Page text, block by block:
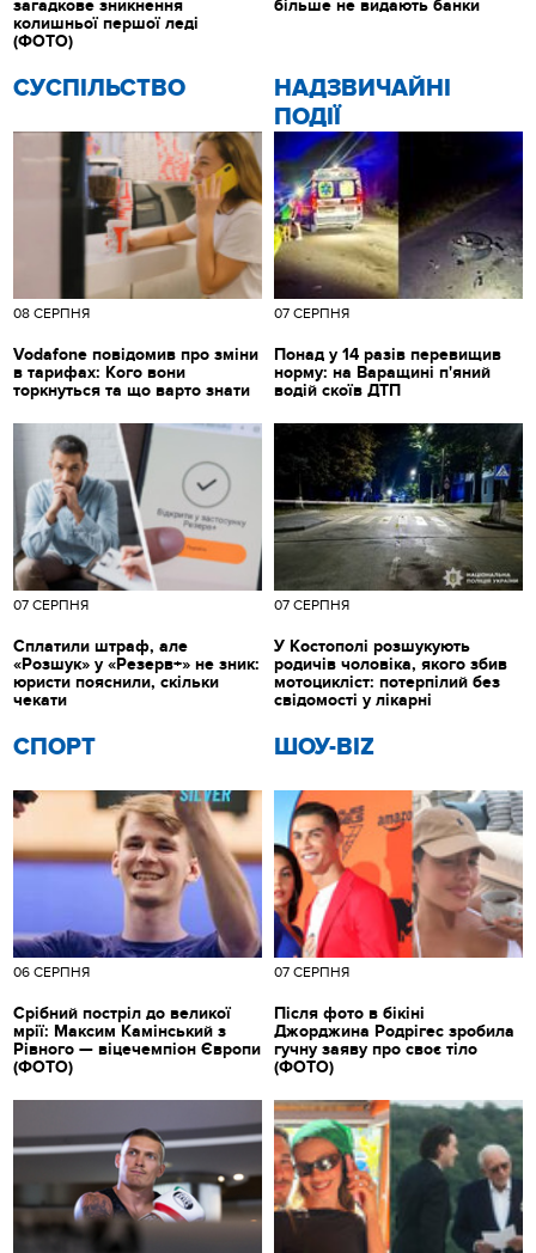
CУСПІЛЬСТВО
08 СЕРПНЯ
Vodafone повідомив про зміни
в тарифах: Кого вони
торкнуться та що варто знати
НАДЗВИЧАЙНІ
ПОДІЇ
07 СЕРПНЯ
Понад у 14 разів перевищив
норму: на Варащині п'яний
водій скоїв ДТП
СПОРТ
06 СЕРПНЯ
Срібний постріл до великої
мрії: Максим Камінський з
Рівного — віцечемпіон Європи
(ФОТО)
ШОУ-BIZ
07 СЕРПНЯ
Після фото в бікіні
Джорджина Родрігес зробила
гучну заяву про своє тіло
(ФОТО)
загадкове зникнення
колишньої першої леді
(ФОТО)
більше не видають банки
07 СЕРПНЯ
Сплатили штраф, але
«Розшук» у «Резерв+» не зник:
юристи пояснили, скільки
чекати
07 СЕРПНЯ
У Костополі розшукують
родичів чоловіка, якого збив
мотоцикліст: потерпілий без
свідомості у лікарні